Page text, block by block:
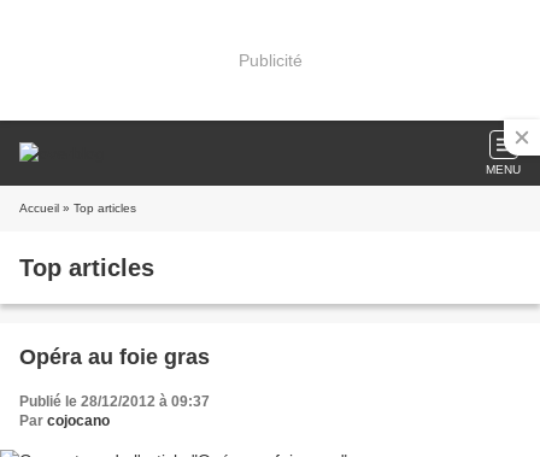
Publicité
MENU
Accueil » Top articles
Top articles
Opéra au foie gras
Publié le 28/12/2012 à 09:37
Par cojocano